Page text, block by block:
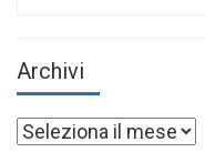
Archivi
Archivi